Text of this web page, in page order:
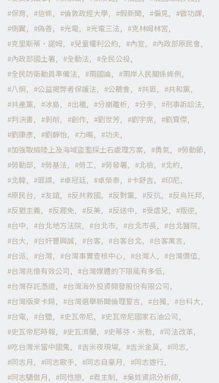
保育
信條 倫敦政經大學 假新聞 偏見
做功課
側翼
偽善 光電 光電三法
克林姆林宮
克里斯蒂·諾姆
兒童權利公約 內宣
內政部原民會
內政部國土署
全動法
全民公投
全民防衛動員準備法
兩國論
兩岸人民關係條例
八炯
公益揭弊者保護法 公聽會 共匪
共和黨
共產黨
冰島 出櫃 分崩離析 分手
刑事訴訟法
判決書
剝削 創作 劉世芳 劉宇席
劉寶傑
劉康彥
劉靜怡 力暘
功夫
加強取締陸上及海域盜濫採土石處理方案
勇氣
勞動節
勞動部
勞基法 勞工 勞發署 北檢
北約
北韓
匪諜 卓冠廷 卓榮泰 卡舒吉
印尼
原民台
友誼 反共救國 反對黨 反抗
反烏托邦
反猶主義
反罷免 反美 反送中 受虐兒
叛逆
台中
台北地方法院 台北市 台北市長
台北醫院
台大
台奸曹興誠 台客 台客台北
台客寓言
台派
台灣 台灣事實查核中心 台灣人
台灣價值
台灣兆億有效公司
台灣媒體的下限能有多低
台灣存託憑證
台灣海外投資開發股份有限公司
台灣版麥卡錫
台灣選舉新聞倫理誓言 台獨
台科大
台電
台鹽 史瓦帝尼
史瓦帝尼國家石油公司
史瓦帝尼時報
史瓦濟蘭 史蒂芬·米勒
司法改革
吃台灣米當中國鬼
吉米夜現場 吉米金莫
同志
同志月
同志歌手 同志自豪月
同志遊行
同志驕傲月
同性戀 君主制
吳姓資訊分析師